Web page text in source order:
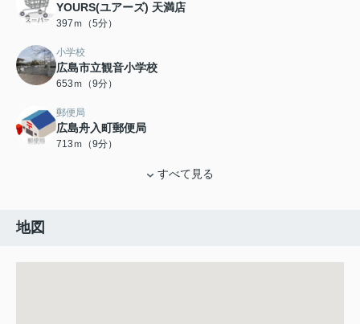
YOURS(ユアーズ) 天満店
397ｍ（5分）
小学校
広島市立観音小学校
653ｍ（9分）
郵便局
広島舟入町郵便局
713ｍ（9分）
すべて見る
地図